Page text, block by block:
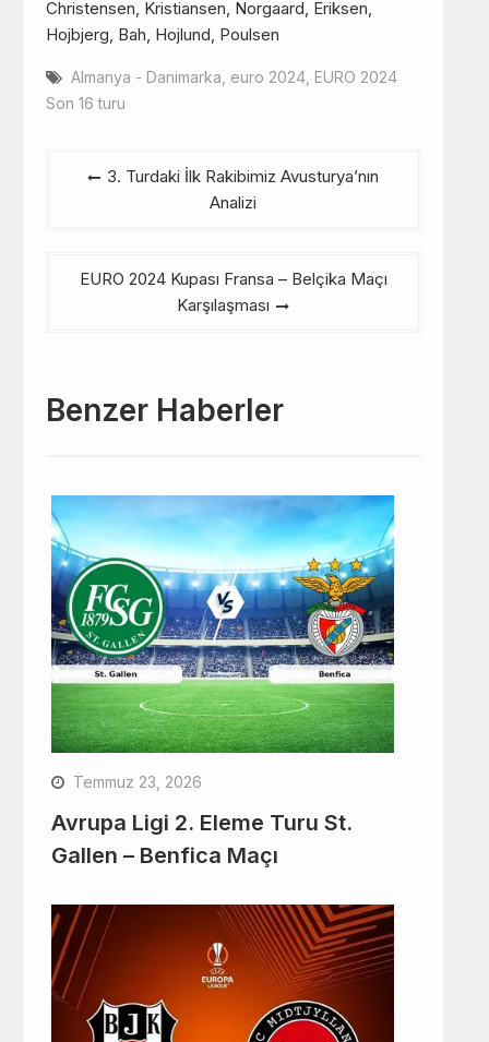
Christensen, Kristiansen, Norgaard, Eriksen,
Hojbjerg, Bah, Hojlund, Poulsen
Almanya - Danimarka euro 2024, EURO 2024
Son 16 turu
3. Turdaki İlk Rakibimiz Avusturya’nın
Analizi
EURO 2024 Kupası Fransa – Belçika Maçı
Karşılaşması
Benzer Haberler
Temmuz 23, 2026
Avrupa Ligi 2. Eleme Turu St.
Gallen – Benfica Maçı